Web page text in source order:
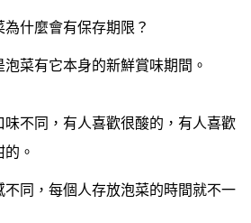
什麼會有保存期限？
菜有它本身的新鮮賞味期間。
不同，有人喜歡很酸的，有人喜歡
。
同，每個人存放泡菜的時間就不一